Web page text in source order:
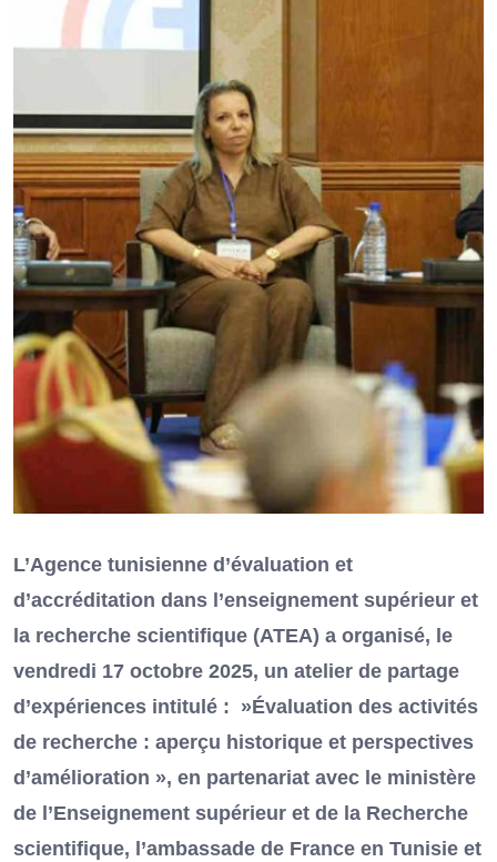
L’Agence tunisienne d’évaluation et
d’accréditation dans l’enseignement supérieur et
la recherche scientifique (ATEA) a organisé, le
vendredi 17 octobre 2025, un atelier de partage
d’expériences intitulé : »Évaluation des activités
de recherche : aperçu historique et perspectives
d’amélioration », en partenariat avec le ministère
de l’Enseignement supérieur et de la Recherche
scientifique, l’ambassade de France en Tunisie et